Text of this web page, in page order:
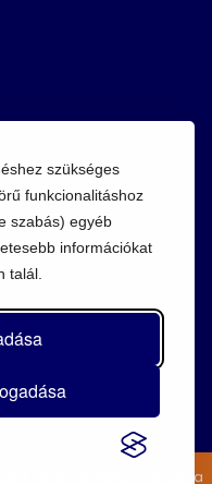
szükséges
funkcionalitáshoz
szabás) egyéb
információkat
talál.
gyakran változhatnak, a